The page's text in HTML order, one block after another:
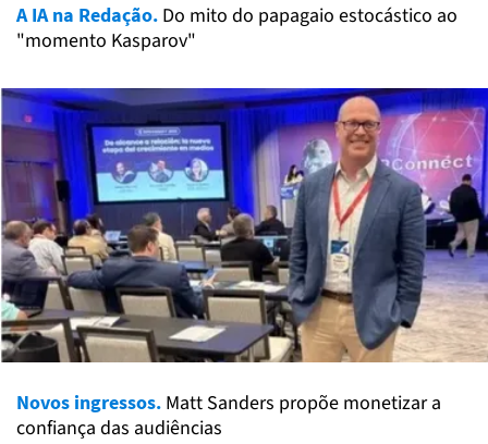
A IA na Redação. Do mito do papagaio estocástico ao
"momento Kasparov"
Novos ingressos. Matt Sanders propõe monetizar a
confiança das audiências